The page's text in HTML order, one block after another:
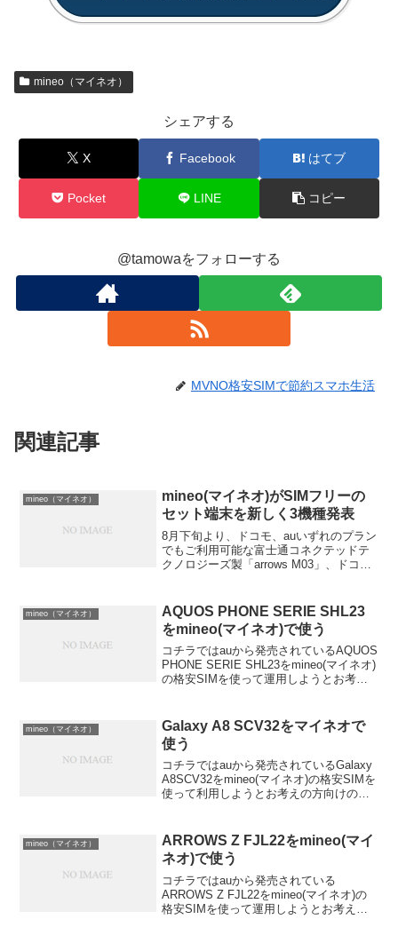
mineo（マイネオ）
シェアする
X Facebook はてブ
Pocket LINE コピー
@tamowaをフォローする
MVNO格安SIMで節約スマホ生活
関連記事
mineo（マイネオ）
mineo(マイネオ)がSIMフリーの
セット端末を新しく3機種発表
8月下旬より、ドコモ、auいずれのプラン
でもご利用可能な富士通コネクテッドテ
クノロジーズ製「arrows M03」、ドコモ
Go」の提供を順次開...
mineo（マイネオ）
AQUOS PHONE SERIE SHL23
をmineo(マイネオ)で使う
コチラではauから発売されているAQUOS
PHONE SERIE SHL23をmineo(マイネオ)
の格安SIMを使って運用しようとお考え
格安SIMのAプランと...
mineo（マイネオ）
Galaxy A8 SCV32をマイネオで
使う
コチラではauから発売されているGalaxy
A8SCV32をmineo(マイネオ)の格安SIMを
使って利用しようとお考えの方向けの情
とドコモ回線を使った...
mineo（マイネオ）
ARROWS Z FJL22をmineo(マイ
ネオ)で使う
コチラではauから発売されている
ARROWS Z FJL22をmineo(マイネオ)の
格安SIMを使って運用しようとお考えの